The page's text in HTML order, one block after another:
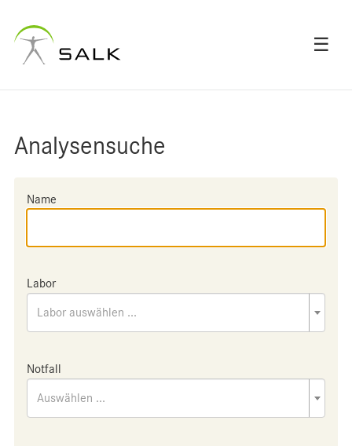
☰
Analysensuche
Name
Labor
Labor auswählen ...
Notfall
Auswählen ...